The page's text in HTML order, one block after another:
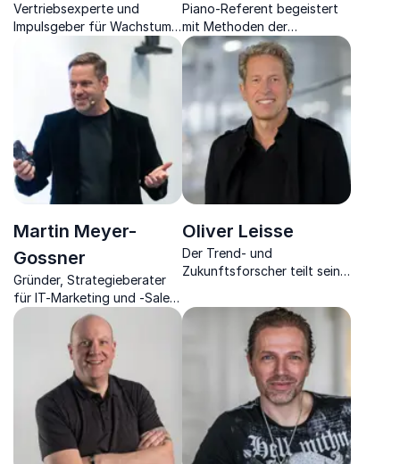
Vertriebsexperte und
Impulsgeber für Wachstum,
Change Management und
Transformation
Piano-Referent begeistert
mit Methoden der
Kreativitätssteigerung,
Motivation &
Kundenbegeisterung. Die
wesentlichen Inhalte erleben
Sie durch live gespielte
Musik.
Martin Meyer-
Gossner
Gründer, Strategieberater
für IT-Marketing und -Sales;
Moderator, Keynotes zu
Customer Experience; ROI,
KI, Digitalisierung sowie
Change Adoption.
Oliver Leisse
Der Trend- und
Zukunftsforscher teilt sein
klare Zukunftsvisionen in
seinen lebendigen Keynotes